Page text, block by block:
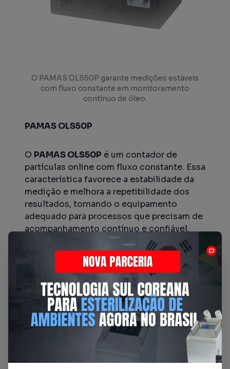
O PAMAS OLS50P garante medições estáveis
com fluxo constante em monitoramento
contínuo de óleo.
PAMAS OLS50P
O PAMAS OLS50P é um contador de
partículas online com fluxo constante. Essa
característica favorece a estabilidade da
medição e melhora a repetibilidade dos
resultados, tornando o equipamento
adequado para processos que precisam de
acompanhamento contínuo e confiável.